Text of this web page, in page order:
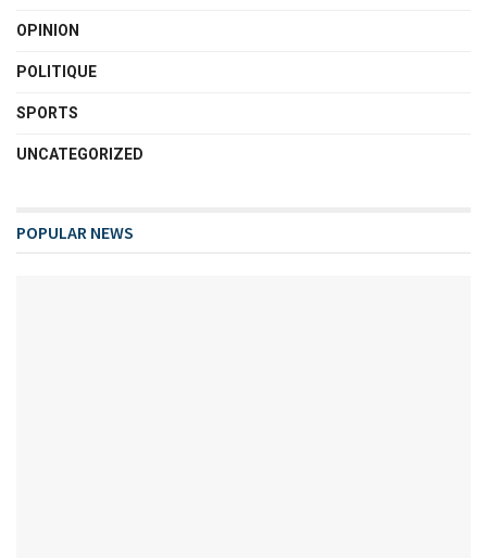
OPINION
POLITIQUE
SPORTS
UNCATEGORIZED
POPULAR NEWS